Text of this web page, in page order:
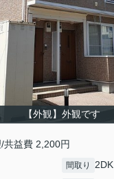
【外観】外観です
共益費 2,200円
間取り 2DK